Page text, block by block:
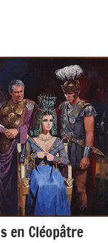
en Cléopâtre